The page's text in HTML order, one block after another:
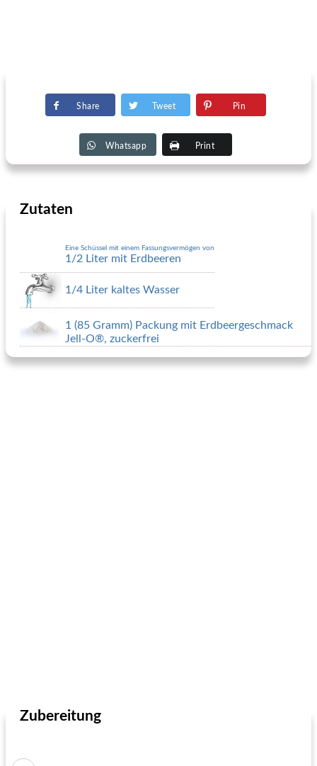
Share Tweet Pin
Whatsapp Print
Zutaten
Eine Schüssel mit einem Fassungsvermögen von
1/2 Liter mit Erdbeeren
1/4 Liter kaltes Wasser
1 (85 Gramm) Packung mit Erdbeergeschmack
Jell-O®, zuckerfrei
Zubereitung